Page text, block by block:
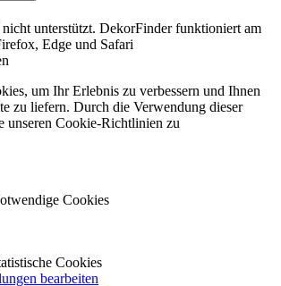
unterstützt. DekorFinder funktioniert am
Edge und Safari
um Ihr Erlebnis zu verbessern und Ihnen
zu liefern. Durch die Verwendung dieser
unseren Cookie-Richtlinien zu
Cookies
Cookies
bearbeiten